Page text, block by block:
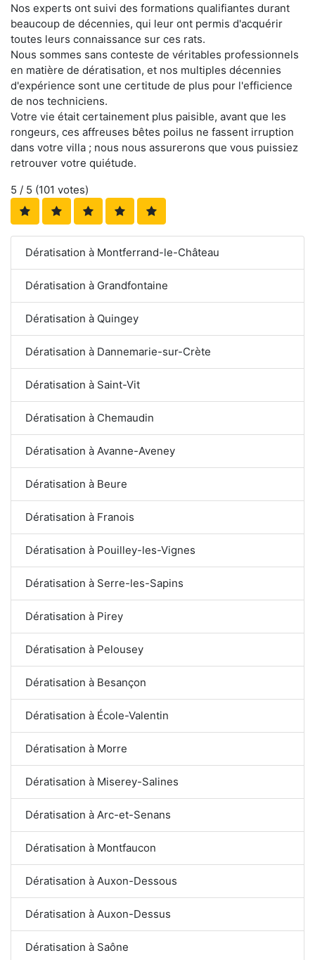
Nos experts ont suivi des formations qualifiantes durant
beaucoup de décennies, qui leur ont permis d'acquérir
toutes leurs connaissance sur ces rats.
Nous sommes sans conteste de véritables professionnels
en matière de dératisation, et nos multiples décennies
d'expérience sont une certitude de plus pour l'efficience
de nos techniciens.
Votre vie était certainement plus paisible, avant que les
rongeurs, ces affreuses bêtes poilus ne fassent irruption
dans votre villa ; nous nous assurerons que vous puissiez
retrouver votre quiétude.
5 / 5 (101 votes)
Dératisation à Montferrand-le-Château
Dératisation à Grandfontaine
Dératisation à Quingey
Dératisation à Dannemarie-sur-Crète
Dératisation à Saint-Vit
Dératisation à Chemaudin
Dératisation à Avanne-Aveney
Dératisation à Beure
Dératisation à Franois
Dératisation à Pouilley-les-Vignes
Dératisation à Serre-les-Sapins
Dératisation à Pirey
Dératisation à Pelousey
Dératisation à Besançon
Dératisation à École-Valentin
Dératisation à Morre
Dératisation à Miserey-Salines
Dératisation à Arc-et-Senans
Dératisation à Montfaucon
Dératisation à Auxon-Dessous
Dératisation à Auxon-Dessus
Dératisation à Saône